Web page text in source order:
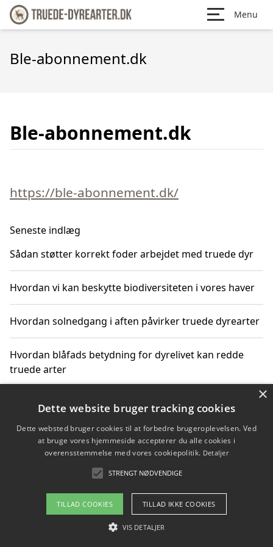
Menu
Ble-abonnement.dk
Ble-abonnement.dk
https://ble-abonnement.dk/
Seneste indlæg
Sådan støtter korrekt foder arbejdet med truede dyr
Hvordan vi kan beskytte biodiversiteten i vores haver
Hvordan solnedgang i aften påvirker truede dyrearter
Hvordan blåfads betydning for dyrelivet kan redde
truede arter
Hvordan kan gaver til unge voksne støtte bevarelsen
Copyright 2026 - Pilanto Aps
Om / kontakt
Blog Betingelser
×
Dette website bruger tracking cookies
Dette websted bruger cookies til at forbedre brugeroplevelsen. Ved
at bruge vores hjemmeside accepterer du alle cookies i
overensstemmelse med vores cookiepolitik. Detaljer
STRENGT NØDVENDIGE
TILLAD COOKIES TILLAD IKKE COOKIES
VIS DETALJER